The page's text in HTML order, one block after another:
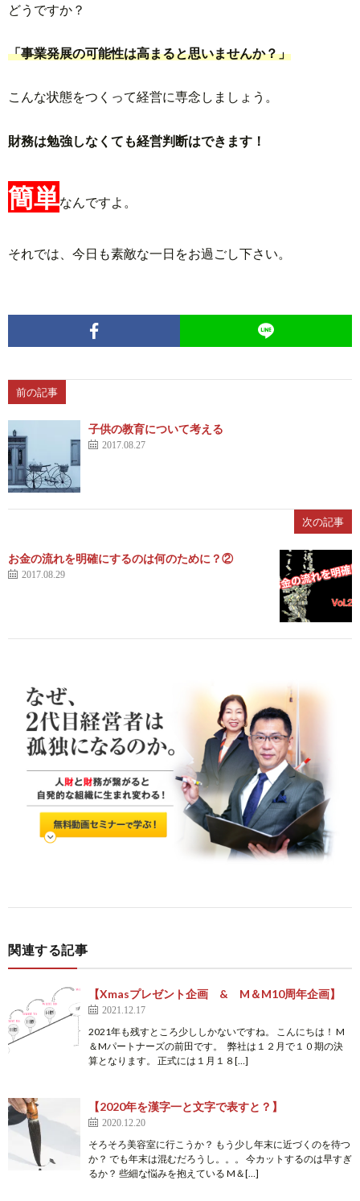
どうですか？
「事業発展の可能性は高まると思いませんか？」
こんな状態をつくって経営に専念しましょう。
財務は勉強しなくても経営判断はできます！
簡単なんですよ。
それでは、今日も素敵な一日をお過ごし下さい。
前の記事
子供の教育について考える
2017.08.27
次の記事
お金の流れを明確にするのは何のために？②
2017.08.29
関連する記事
【Xmasプレゼント企画 & M＆M10周年企画】
2021.12.17
2021年も残すところ少ししかないですね。 こんにちは！ M
＆Mパートナーズの前田です。 弊社は１２月で１０期の決
算となります。 正式には１月１８[…]
【2020年を漢字一と文字で表すと？】
2020.12.20
そろそろ美容室に行こうか？ もう少し年末に近づくのを待つ
か？ でも年末は混むだろうし。。。 今カットするのは早すぎ
るか？ 些細な悩みを抱えている M＆[…]